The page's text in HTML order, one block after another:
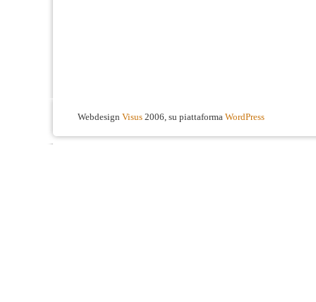
Webdesign Visus 2006, su piattaforma WordPress